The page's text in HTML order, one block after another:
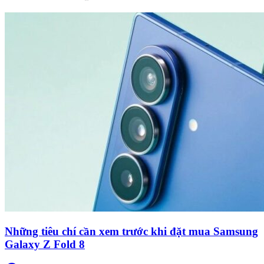
Những tiêu chí cần xem trước khi đặt mua Samsung
Galaxy Z Fold 8